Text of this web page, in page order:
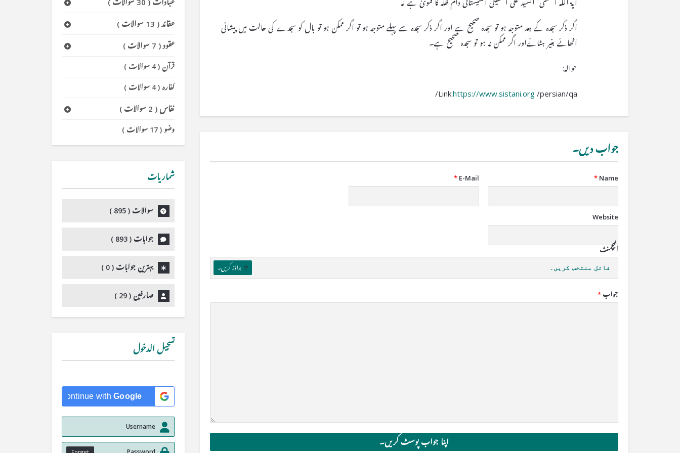
آیۃ الله العظمی ٰالسید علی الحسينی السيستانی دام ظلہ کا فتویٰ ہے کہ
اگر ذکر سجدہ کے بعد متوجہ ہو تو سجدہ صحیح ہے اور اگر ذکر سجدہ سے پہلے متوجہ ہو تو اگر ممکن ہو تو بال کو سجدے کی حالت میں پیشانی
اٹھائے بغیر ہٹائےاور اگر ممکن نہ ہو تو سجدہ صحیح ہے۔
حوالہ:
Link:https://www.sistani.org /persian/qa/
جواب دیں۔
Name
*
E-Mail
*
Website
اٹیچمنٹ
فائل منتخب کریں۔ براؤز کریں۔
جواب *
عبادات( 30 سوالات )
عقائد( 13 سوالات )
عقود( 7 سوالات )
قرآن(4 سوالات )
کفارہ(4 سوالات )
نفاس( 2 سوالات )
وضو(17 سوالات )
شماریات
سوالات (895
)
جوابات (893
)
بہترین جوابات (0
)
صارفین (29
)
تسجيل الدخول
Continue with Google